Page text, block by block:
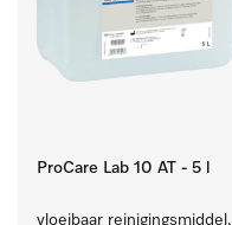
ProCare Lab 10 AT - 5 l
vloeibaar reinigingsmiddel,